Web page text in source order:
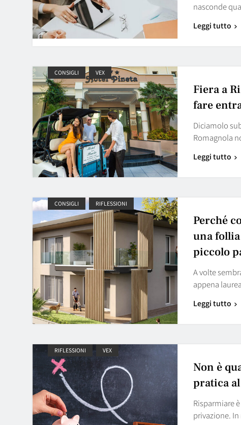
nasconde
Leggi tutto
CONSIGLI VEX
Fiera a
fare
Diciamolo
Romagnola
Leggi tutto
CONSIGLI RIFLESSIONI
Perché
una
piccolo
A volte
appena
Leggi tutto
RIFLESSIONI VEX
Non è
pratica
Risparmiare
privazione.